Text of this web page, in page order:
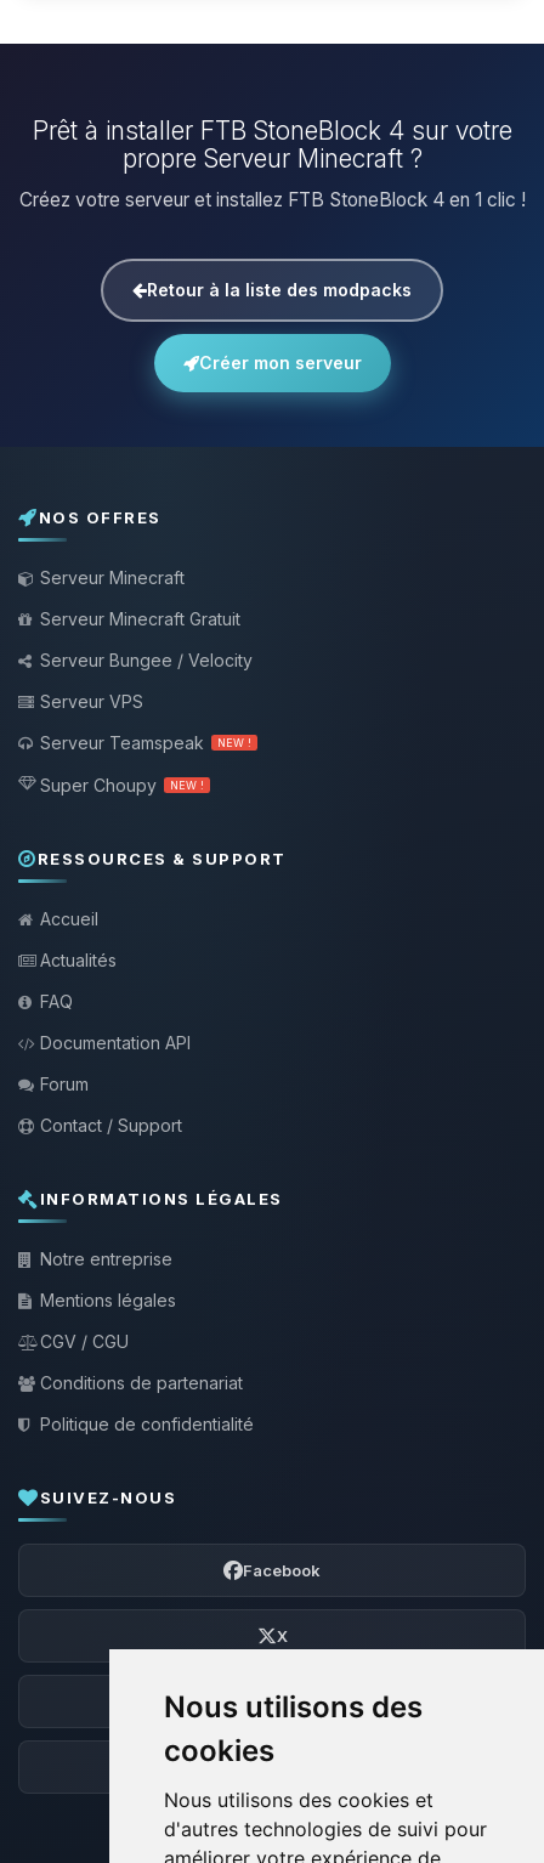
Nous utilisons des
cookies
Nous utilisons des cookies et
d'autres technologies de suivi pour
améliorer votre expérience de
Prêt à installer FTB StoneBlock 4 sur votre
propre Serveur Minecraft ?
Créez votre serveur et installez FTB StoneBlock 4 en 1 clic !
Retour à la liste des modpacks
Créer mon serveur
NOS OFFRES
Serveur Minecraft
Serveur Minecraft Gratuit
Serveur Bungee / Velocity
Serveur VPS
Serveur Teamspeak
NEW !
Super Choupy NEW !
RESSOURCES & SUPPORT
Accueil
Actualités
FAQ
Documentation API
Forum
Contact / Support
INFORMATIONS LÉGALES
Notre entreprise
Mentions légales
CGV / CGU
Conditions de partenariat
Politique de confidentialité
SUIVEZ-NOUS
Facebook
X
Discord
Forum